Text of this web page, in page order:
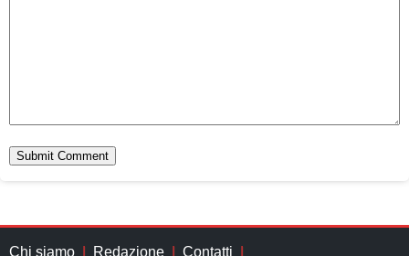
Chi siamo Redazione Contatti